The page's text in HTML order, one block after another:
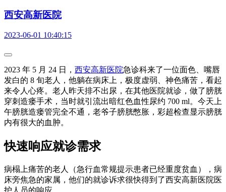
西安高新医院
2023-06-01 10:40:15
2023 年 5 月 24 日， 西安高新医院急诊科来了一位面色、嘴唇
发白的 8 旬老人，他躺在病床上，极度虚弱、神色痛苦，看起
来令人心疼。老人昨天排不出尿，在其他医院就诊，做了膀胱
穿刺造瘘手术，当时就引流出暗红色血性尿约 700 ml。今天上
午膀胱造瘘管完全不通，老爷子膀胱憋胀，彩超检查显示膀胱
内有很大的血肿。
快速响应就诊需求
病榻上痛苦的老人（急行血常规提示患者已经重度贫血），病
床旁焦急的家属，他们的就诊诉求很快得到了西安高新医院医